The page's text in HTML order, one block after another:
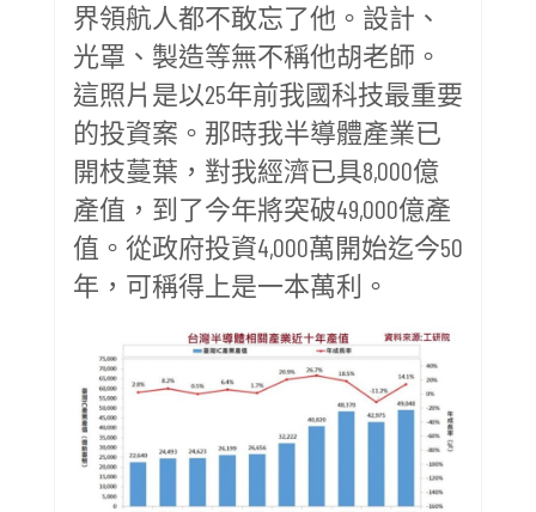
界領航人都不敢忘了他。設計、
光罩、製造等無不稱他胡老師。
這照片是以25年前我國科技最重要
的投資案。那時我半導體產業已
開枝蔓葉，對我經濟已具8,000億
產值，到了今年將突破49,000億產
值。從政府投資4,000萬開始迄今50
年，可稱得上是一本萬利。